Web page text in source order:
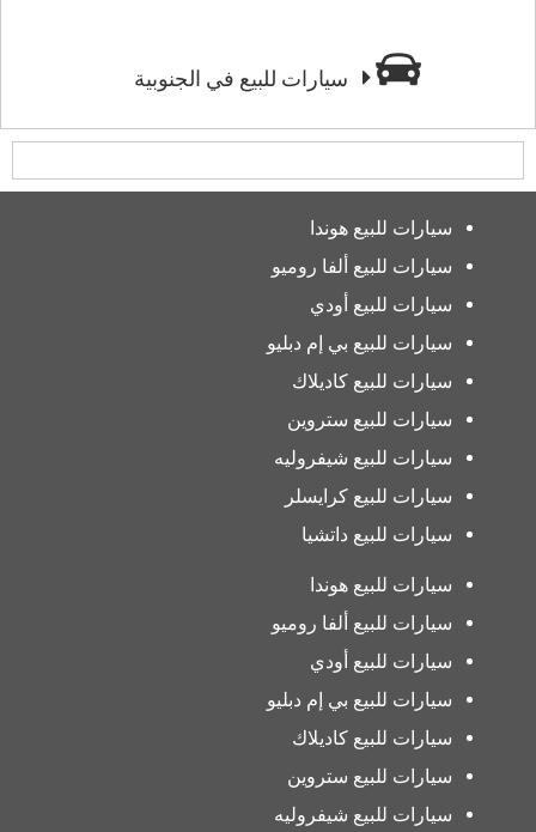
سيارات للبيع في الجنوبية
سيارات للبيع هوندا
سيارات للبيع ألفا روميو
سيارات للبيع أودي
سيارات للبيع بي إم دبليو
سيارات للبيع كاديلاك
سيارات للبيع ستروين
سيارات للبيع شيفروليه
سيارات للبيع كرايسلر
سيارات للبيع داتشيا
سيارات للبيع هوندا
سيارات للبيع ألفا روميو
سيارات للبيع أودي
سيارات للبيع بي إم دبليو
سيارات للبيع كاديلاك
سيارات للبيع ستروين
سيارات للبيع شيفروليه